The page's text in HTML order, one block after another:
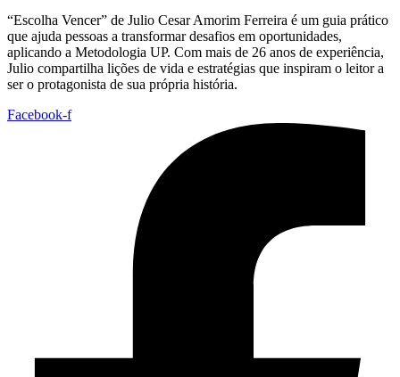
“Escolha Vencer” de Julio Cesar Amorim Ferreira é um guia prático
que ajuda pessoas a transformar desafios em oportunidades,
aplicando a Metodologia UP. Com mais de 26 anos de experiência,
Julio compartilha lições de vida e estratégias que inspiram o leitor a
ser o protagonista de sua própria história.
Facebook-f